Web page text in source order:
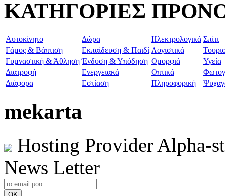
ΚΑΤΗΓΟΡΙΕΣ
Aυτοκίνητο Δώρα Ηλεκτρολογικά Σπίτι
Γάμος & Βάπτιση
Εκπαίδευση & Παιδί Λογιστικά
Γυμναστική & Άθληση Ένδυση & Υπόδηση Ομορφιά
Υγεία
Διατροφή
Ενεργειακά Οπτικά
Διάφορα
Εστίαση Πληροφορική
mekarta
Hosting Provider Alpha-
News Letter